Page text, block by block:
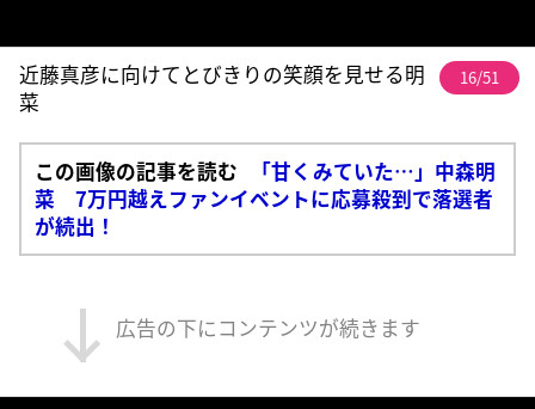
近藤真彦に向けてとびきりの笑顔を見せる明
菜
16/51
この画像の記事を読む
「甘くみていた…」中森明
菜 7万円越えファンイベントに応募殺到で落選者
が続出！
広告の下にコンテンツが続きます